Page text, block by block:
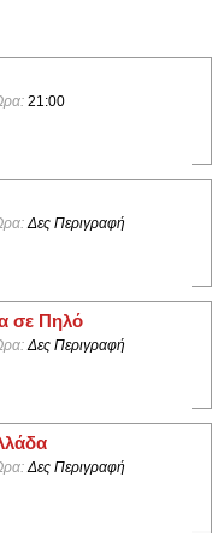
21:00
Δες Περιγραφή
σε Πηλό
Δες Περιγραφή
Δες Περιγραφή